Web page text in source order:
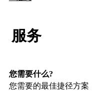
服务
您需要什么?
您需要的最佳捷径方案